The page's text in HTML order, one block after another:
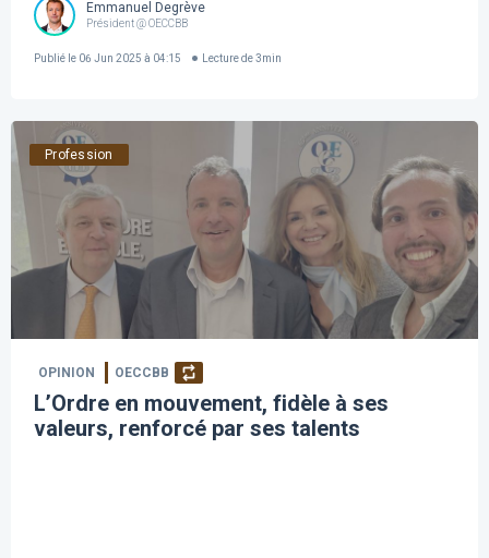
Emmanuel Degrève
Président @ OECCBB
Publié le 06 Jun 2025 à 04:15 Lecture de 3min
Profession
OPINION OECCBB
L’Ordre en mouvement, fidèle à ses
valeurs, renforcé par ses talents